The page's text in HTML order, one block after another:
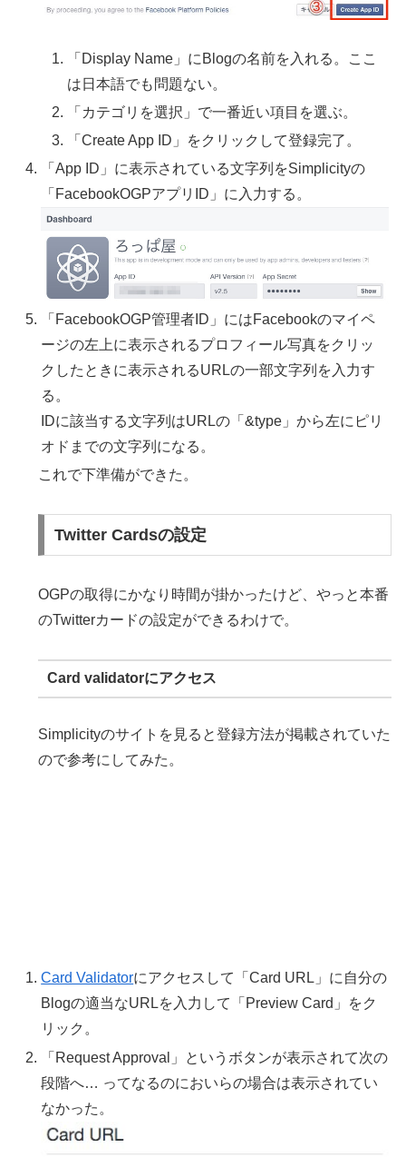
「Display Name」にBlogの名前を入れる。ここ
は日本語でも問題ない。
「カテゴリを選択」で一番近い項目を選ぶ。
「Create App ID」をクリックして登録完了。
「App ID」に表示されている文字列をSimplicityの
「FacebookOGPアプリID」に入力する。
「FacebookOGP管理者ID」にはFacebookのマイペ
ージの左上に表示されるプロフィール写真をクリッ
クしたときに表示されるURLの一部文字列を入力す
る。
IDに該当する文字列はURLの「&type」から左にピリ
オドまでの文字列になる。
これで下準備ができた。
Twitter Cardsの設定
OGPの取得にかなり時間が掛かったけど、やっと本番
のTwitterカードの設定ができるわけで。
Card validatorにアクセス
Simplicityのサイトを見ると登録方法が掲載されていた
ので参考にしてみた。
Card Validatorにアクセスして「Card URL」に自分の
Blogの適当なURLを入力して「Preview Card」をク
リック。
「Request Approval」というボタンが表示されて次の
段階へ… ってなるのにおいらの場合は表示されてい
なかった。